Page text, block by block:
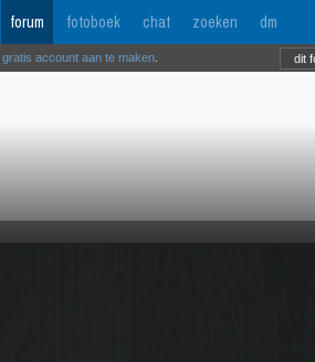
forum fotoboek chat zoeken dm
account aan te maken